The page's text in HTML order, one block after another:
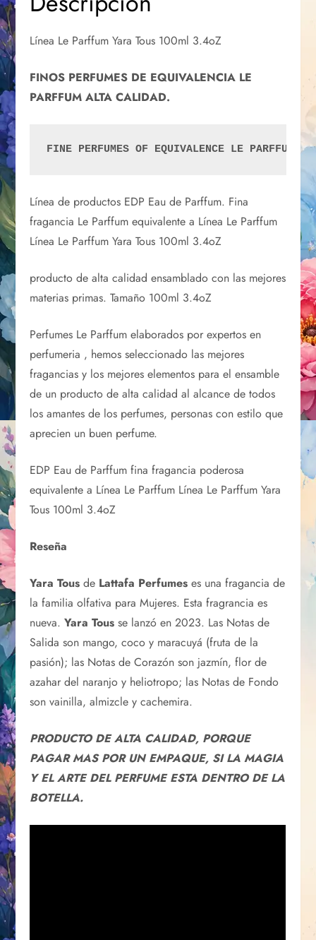
Línea Le Parffum Yara Tous 100ml 3.4oZ
FINOS PERFUMES DE EQUIVALENCIA LE
PARFFUM ALTA CALIDAD.
FINE PERFUMES OF EQUIVALENCE LE PARFFUM
Línea de productos EDP Eau de Parffum. Fina
fragancia Le Parffum equivalente a Línea Le Parffum
Línea Le Parffum Yara Tous 100ml 3.4oZ
producto de alta calidad ensamblado con las mejores
materias primas. Tamaño 100ml 3.4oZ
Perfumes Le Parffum elaborados por expertos en
perfumeria , hemos seleccionado las mejores
fragancias y los mejores elementos para el ensamble
de un producto de alta calidad al alcance de todos
los amantes de los perfumes, personas con estilo que
aprecien un buen perfume.
EDP Eau de Parffum fina fragancia poderosa
equivalente a Línea Le Parffum Línea Le Parffum Yara
Tous 100ml 3.4oZ
Reseña
Yara Tous de Lattafa Perfumes es una fragancia de
la familia olfativa para Mujeres. Esta fragrancia es
nueva.Yara Tous se lanzó en 2023. Las Notas de
Salida son mango, coco y maracuyá (fruta de la
pasión); las Notas de Corazón son jazmín, flor de
azahar del naranjo y heliotropo; las Notas de Fondo
son vainilla, almizcle y cachemira.
PRODUCTO DE ALTA CALIDAD, PORQUE
PAGAR MAS POR UN EMPAQUE, SI LA MAGIA
Y EL ARTE DEL PERFUME ESTA DENTRO DE LA
BOTELLA.